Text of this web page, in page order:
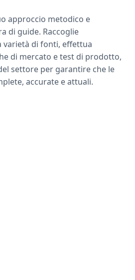
approccio metodico e
di guide. Raccoglie
varietà di fonti, effettua
di mercato e test di prodotto,
settore per garantire che le
accurate e attuali.